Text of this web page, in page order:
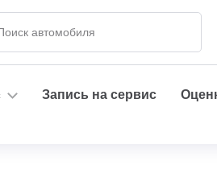
Запись на сервис